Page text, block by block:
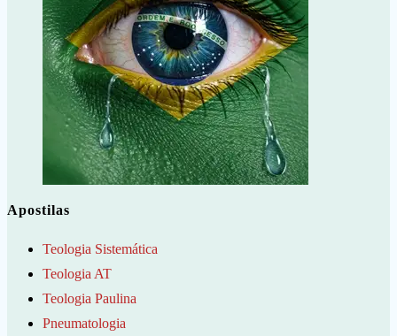
Apostilas
Teologia Sistemática
Teologia AT
Teologia Paulina
Pneumatologia